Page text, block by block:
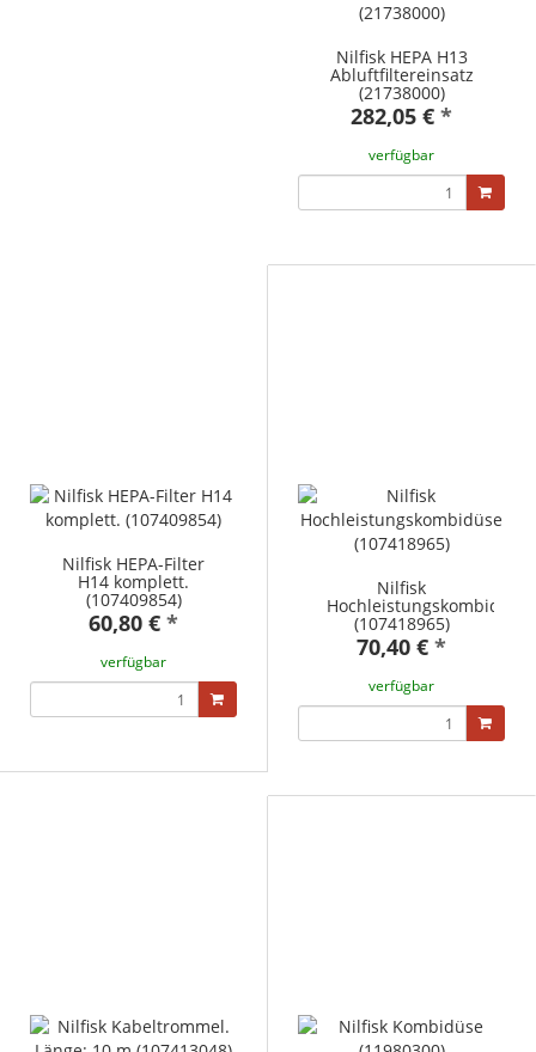
Nilfisk HEPA H13
Abluftfiltereinsatz
(21738000)
282,05 € *
verfügbar
Nilfisk HEPA-Filter
H14 komplett.
(107409854)
60,80 € *
verfügbar
Nilfisk
Hochleistungskombidüse
(107418965)
70,40 € *
verfügbar